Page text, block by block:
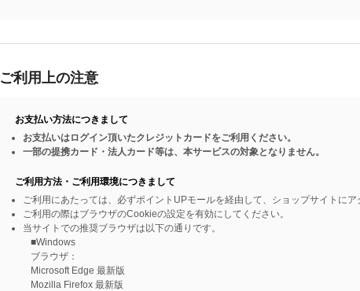
ご利用上の注意
お支払い方法につきまして
お支払いはログイン頂いたクレジットカードをご利用ください。
一部の提携カード・法人カード等は、本サービスの対象となりません。
ご利用方法・ご利用環境につきまして
ご利用にあたっては、必ずポイントUPモールを経由して、ショップサイトにア
ご利用の際はブラウザのCookieの設定を有効にしてください。
当サイトでの推奨ブラウザは以下の通りです。
■Windows
ブラウザ：
Microsoft Edge 最新版
Mozilla Firefox 最新版